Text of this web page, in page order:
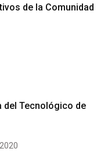
de la Comunidad
del Tecnológico de